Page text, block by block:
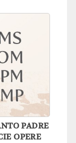
PADRE
OPERE